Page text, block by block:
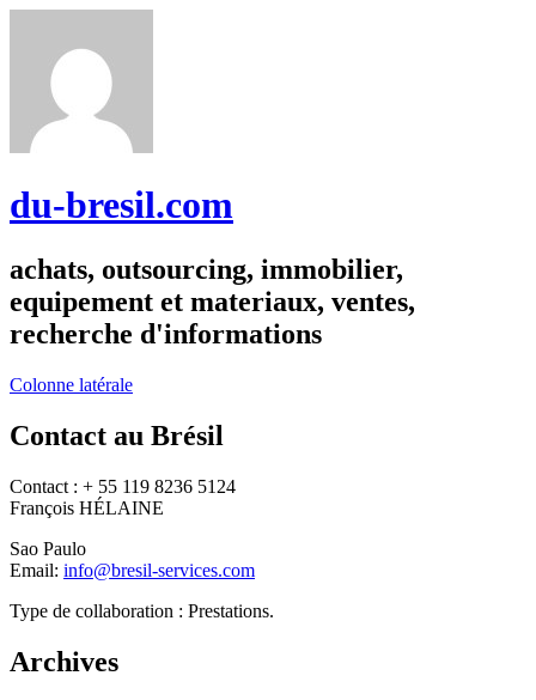
du-bresil.com
achats, outsourcing, immobilier,
equipement et materiaux, ventes,
recherche d'informations
Colonne latérale
Contact au Brésil
Contact : + 55 119 8236 5124
François HÉLAINE
Sao Paulo
Email: info@bresil-services.com
Type de collaboration : Prestations.
Archives